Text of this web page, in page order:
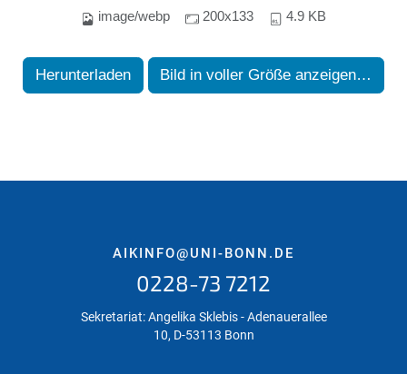
image/webp 200x133 4.9 KB
Herunterladen Bild in voller Größe anzeigen…
AIKINFO@UNI-BONN.DE
0228-73 7212
Sekretariat: Angelika Sklebis - Adenauerallee
10, D-53113 Bonn